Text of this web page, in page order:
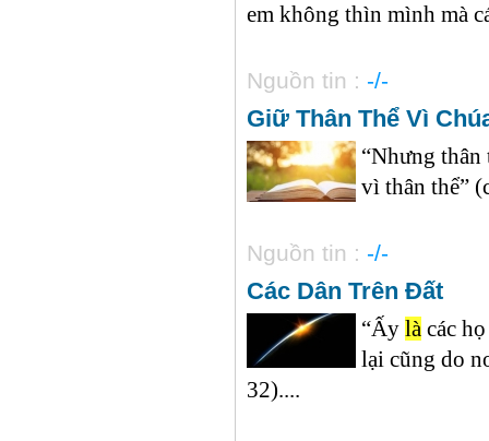
em không thìn mình mà
Nguồn tin : -/-
Giữ Thân Thể Vì
“Nhưng thân
vì thân thể”
Nguồn tin : -/-
Các Dân Trên Đất
“Ấy là các
lại cũng do
32)....